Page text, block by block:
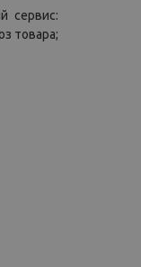
сервис:
товара;